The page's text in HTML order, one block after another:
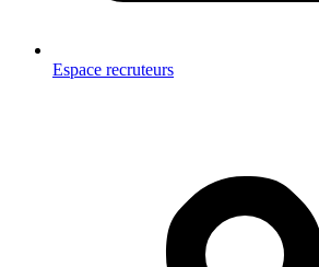
Espace recruteurs